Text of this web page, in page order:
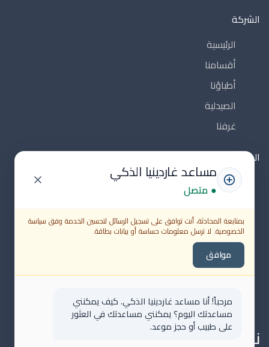
الشركة
الرئيسية
أقسامنا
أطباؤنا
الصيدلية
غرفنا
الموارد
اتصل بنا
الوظائف
FAQs
Medical Disclaimer
سياسة الخصوصية
نشرتنا البريدية
مساعد غاردينيا الذكي
● متصل
بمتابعة المحادثة، أنت توافق على تسجيل الرسائل لتحسين الخدمة وفق سياسة
الخصوصية. لا ترسل معلومات حساسة أو بيانات بطاقة.
موافق
مرحباً! أنا مساعد غاردينيا الذكي. كيف يمكنني
مساعدتك اليوم؟ يمكنني مساعدتك في العثور
على طبيب أو حجز موعد.